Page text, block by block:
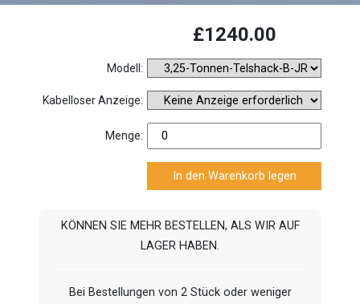
£1240.00
Modell:
Kabelloser Anzeige:
Menge:
KÖNNEN SIE MEHR BESTELLEN, ALS WIR AUF
LAGER HABEN.
Bei Bestellungen von 2 Stück oder weniger